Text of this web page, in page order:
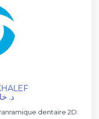
د.
dentaire 2D.